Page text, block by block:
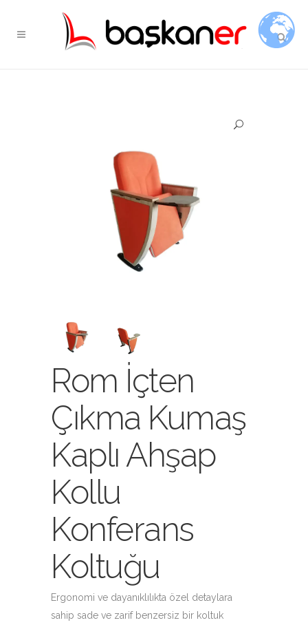
Rom İçten
Çıkma Kumaş
Kaplı Ahşap
Kollu
Konferans
Koltuğu
Ergonomi ve dayanıklılıkta özel detaylara
sahip sade ve zarif benzersiz bir koltuk